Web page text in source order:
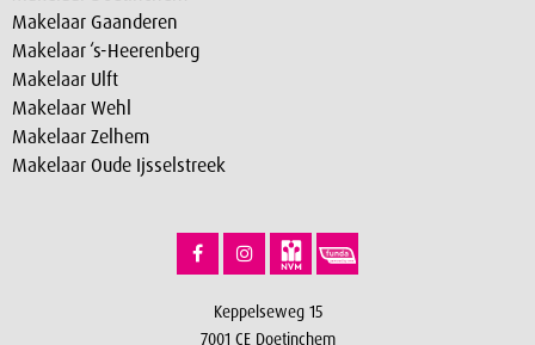
Makelaar Gaanderen
Makelaar ‘s-Heerenberg
Makelaar Ulft
Makelaar Wehl
Makelaar Zelhem
Makelaar Oude Ijsselstreek
Keppelseweg 15
7001 CE Doetinchem